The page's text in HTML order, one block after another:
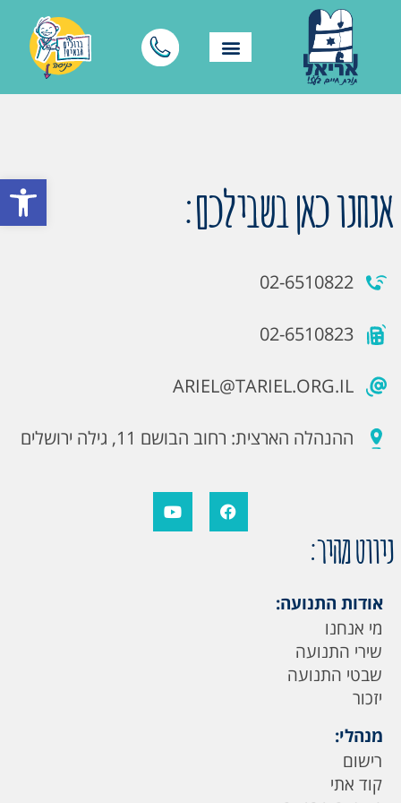
פתח אנחנו כאן בשבילכם:
02-6510822
02-6510823
ARIEL@TARIEL.ORG.IL
ההנהלה הארצית: רחוב הבושם 11, גילה ירושלים
ניווט מהיר:
אודות התנועה:
מי אנחנו
שירי התנועה
שבטי התנועה
יזכור
מנהלי:
רישום
קוד אתי